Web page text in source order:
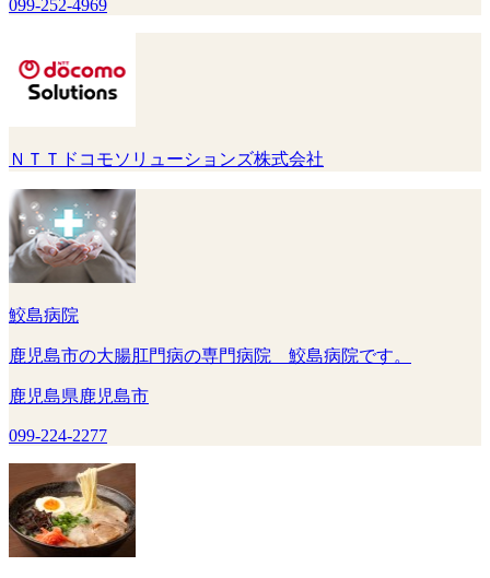
099-252-4969
ＮＴＴドコモソリューションズ株式会社
鮫島病院
鹿児島市の大腸肛門病の専門病院 鮫島病院です。
鹿児島県鹿児島市
099-224-2277